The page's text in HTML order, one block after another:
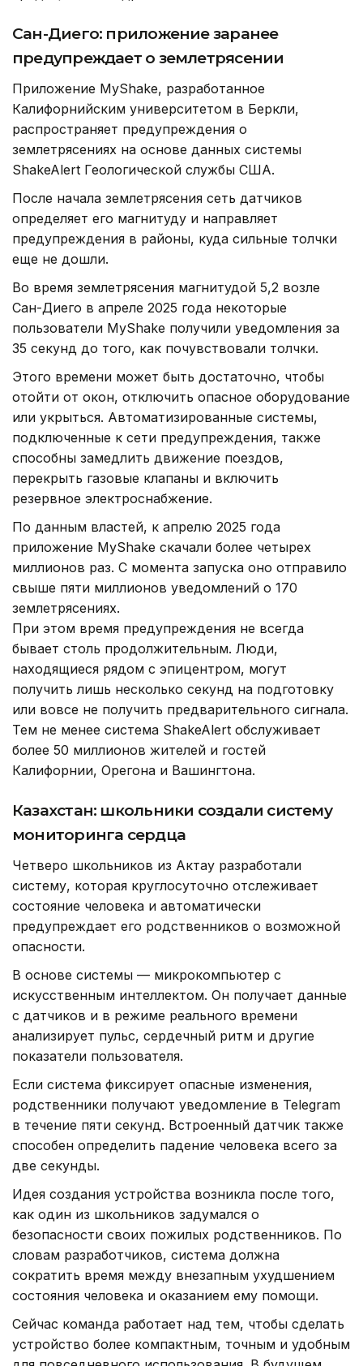
Сан-Диего: приложение заранее
предупреждает о землетрясении
Приложение MyShake, разработанное
Калифорнийским университетом в Беркли,
распространяет предупреждения о
землетрясениях на основе данных системы
ShakeAlert Геологической службы США.
После начала землетрясения сеть датчиков
определяет его магнитуду и направляет
предупреждения в районы, куда сильные толчки
еще не дошли.
Во время землетрясения магнитудой 5,2 возле
Сан-Диего в апреле 2025 года некоторые
пользователи MyShake получили уведомления за
35 секунд до того, как почувствовали толчки.
Этого времени может быть достаточно, чтобы
отойти от окон, отключить опасное оборудование
или укрыться. Автоматизированные системы,
подключенные к сети предупреждения, также
способны замедлить движение поездов,
перекрыть газовые клапаны и включить
резервное электроснабжение.
По данным властей, к апрелю 2025 года
приложение MyShake скачали более четырех
миллионов раз. С момента запуска оно отправило
свыше пяти миллионов уведомлений о 170
землетрясениях.
При этом время предупреждения не всегда
бывает столь продолжительным. Люди,
находящиеся рядом с эпицентром, могут
получить лишь несколько секунд на подготовку
или вовсе не получить предварительного сигнала.
Тем не менее система ShakeAlert обслуживает
более 50 миллионов жителей и гостей
Калифорнии, Орегона и Вашингтона.
Казахстан: школьники создали систему
мониторинга сердца
Четверо школьников из Актау разработали
систему, которая круглосуточно отслеживает
состояние человека и автоматически
предупреждает его родственников о возможной
опасности.
В основе системы — микрокомпьютер с
искусственным интеллектом. Он получает данные
с датчиков и в режиме реального времени
анализирует пульс, сердечный ритм и другие
показатели пользователя.
Если система фиксирует опасные изменения,
родственники получают уведомление в Telegram
в течение пяти секунд. Встроенный датчик также
способен определить падение человека всего за
две секунды.
Идея создания устройства возникла после того,
как один из школьников задумался о
безопасности своих пожилых родственников. По
словам разработчиков, система должна
сократить время между внезапным ухудшением
состояния человека и оказанием ему помощи.
Сейчас команда работает над тем, чтобы сделать
устройство более компактным, точным и удобным